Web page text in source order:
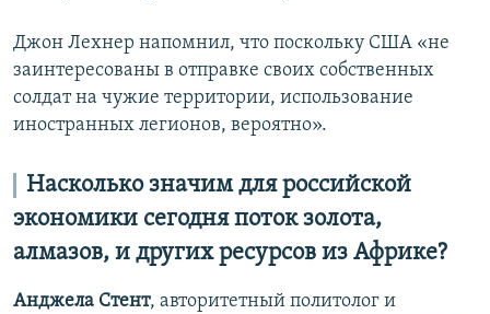
Джон Лехнер напомнил, что поскольку США «не
заинтересованы в отправке своих собственных
солдат на чужие территории, использование
иностранных легионов, вероятно».
Насколько значим для российской
экономики сегодня поток золота,
алмазов, и других ресурсов из Африке?
Анджела Стент, авторитетный политолог и